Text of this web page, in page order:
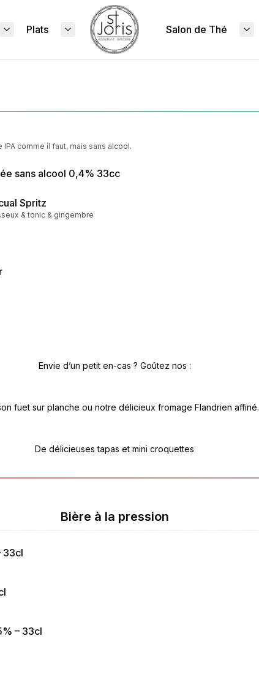
Plats Salon de Thé
IPA comme il faut, mais sans alcool.
sans alcool 0,4% 33cc
Spritz
& tonic & gingembre
Envie d’un petit en-cas ? Goûtez nos :
fuet sur planche ou notre délicieux fromage Flandrien affiné.
De délicieuses tapas et mini croquettes
Bière à la pression
33cl
– 33cl